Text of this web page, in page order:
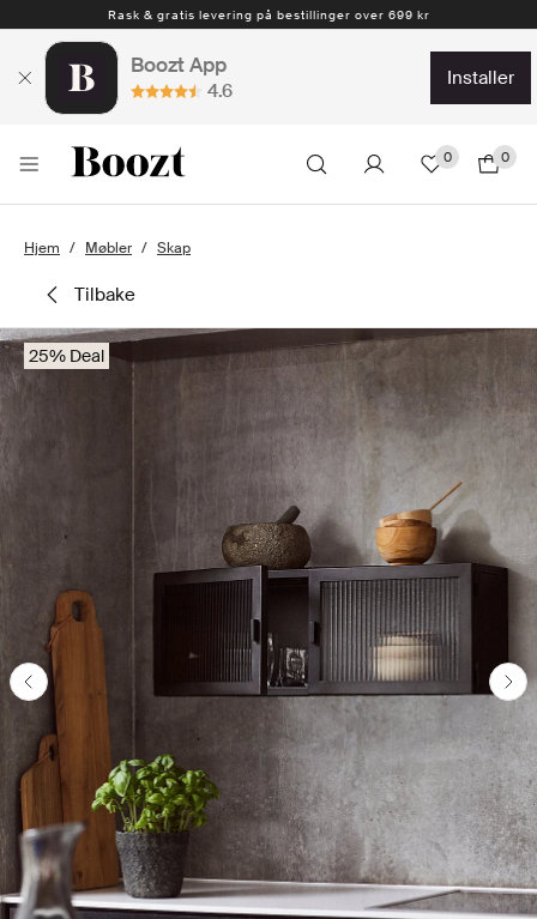
Rask & gratis levering på bestillinger over 699 kr
Boozt App
4.6
installer
0 0
Hjem Møbler Skap
tilbake
25% Deal